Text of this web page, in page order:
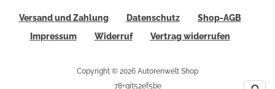
Versand und Zahlung Datenschutz
Shop-AGB
Impressum
Widerruf Vertrag widerrufen
Copyright © 2026 Autorenwelt Shop
78+git52ef5be